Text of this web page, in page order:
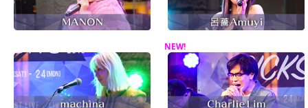
NEW!